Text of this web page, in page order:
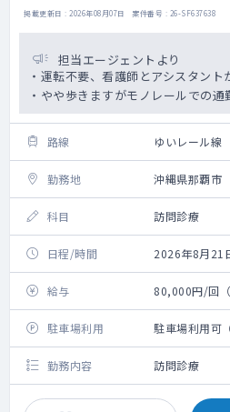
掲載更新日 : 2026年08月07日 案件番号 : 26-SF637638
担当エージェントより
・運転不要、看護師とアシスタント
・やや歩きますがモノレールでの通
路線 ゆいレール線
勤務地 沖縄県那覇市
科目 訪問診療
日程/時間 2026年8月21
給与 80,000円/回（
駐車場利用 駐車場利用可
勤務内容 訪問診療